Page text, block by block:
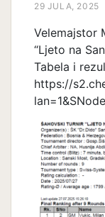
29 JULA, 2025
Velemajstor
“Ljeto na
Tabela i
https://